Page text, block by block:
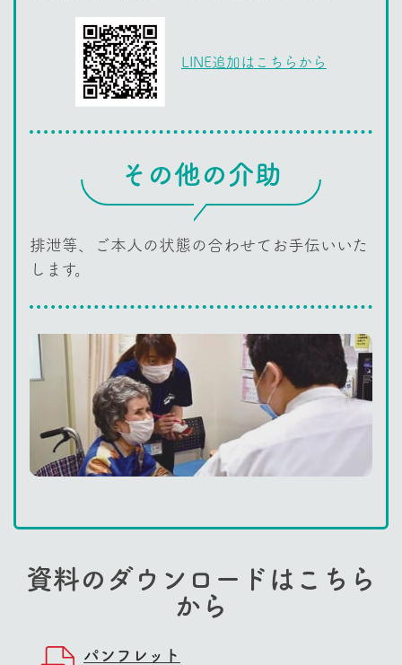
LINE追加はこちらから
その他の介助
排泄等、ご本人の状態の合わせてお手伝いいた
します。
資料のダウンロードはこちら
から
パンフレット